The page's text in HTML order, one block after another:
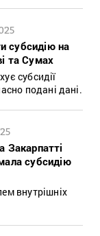
субсидію на
та Сумах
субсидії
подані дані.
Закарпатті
субсидію
внутрішніх